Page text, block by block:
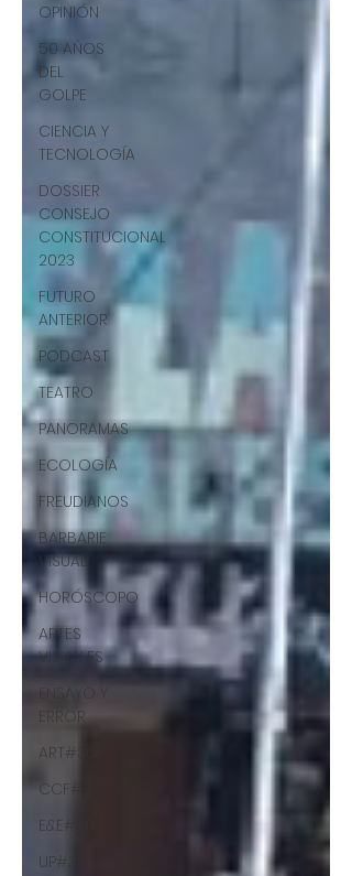
OPINIÓN
50 AÑOS
DEL
GOLPE
CIENCIA Y
TECNOLOGÍA
DOSSIER
CONSEJO
CONSTITUCIONAL
2023
FUTURO
ANTERIOR
PODCAST
TEATRO
PANORAMAS
ECOLOGÍA
FREUDIANOS
BARBARIE
VISUAL
HORÓSCOPO
ARTES
VISUALES
ENSAYO Y
ERROR
ART#36
CCF#36
E&E#36
UP#36